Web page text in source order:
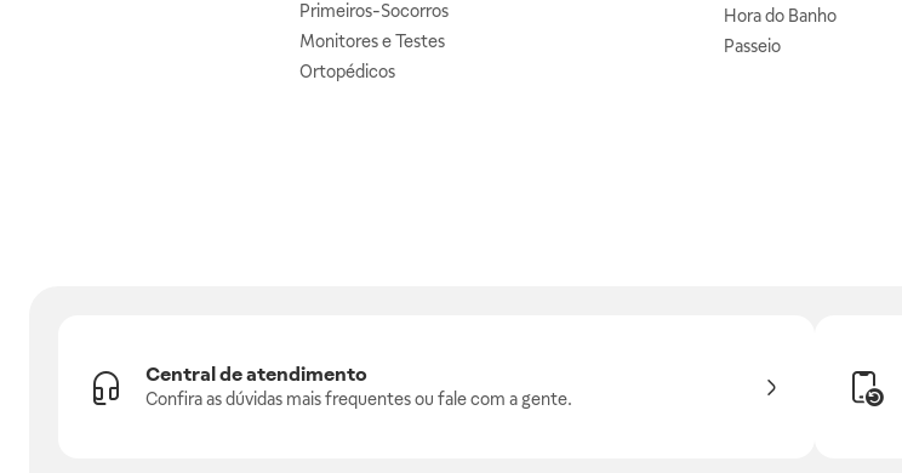
Primeiros-Socorros
Monitores e Testes
Ortopédicos
Hora do Banho
Passeio
Central de atendimento
Confira as dúvidas mais frequentes ou fale com a gente.